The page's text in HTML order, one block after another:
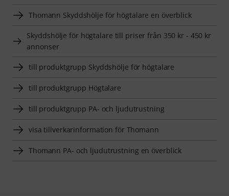
Thomann Skyddshölje för högtalare en överblick
Skyddshölje för högtalare till priser från 350 kr - 450 kr
annonser
till produktgrupp Skyddshölje för högtalare
till produktgrupp Högtalare
till produktgrupp PA- och ljudutrustning
visa tillverkarinformation för Thomann
Thomann PA- och ljudutrustning en överblick